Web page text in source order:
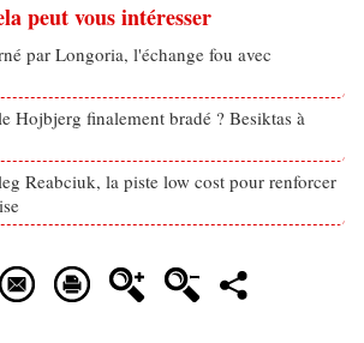
peut vous intéresser
par Longoria, l'échange fou avec
Hojbjerg finalement bradé ? Besiktas à
Reabciuk, la piste low cost pour renforcer